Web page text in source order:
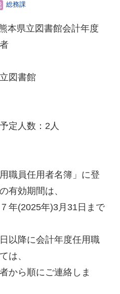
総務課
本県立図書館会計年度
館
定人数：2人
職員任用者名簿」に登
有効期間は、
年(2025年)3月31日まで
以降に会計年度任用職
は、
から順にご連絡しま